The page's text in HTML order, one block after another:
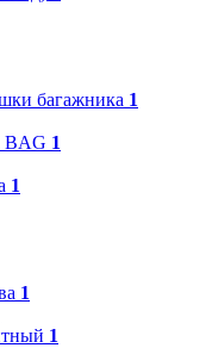
багажника 1
BAG 1
1
1
1